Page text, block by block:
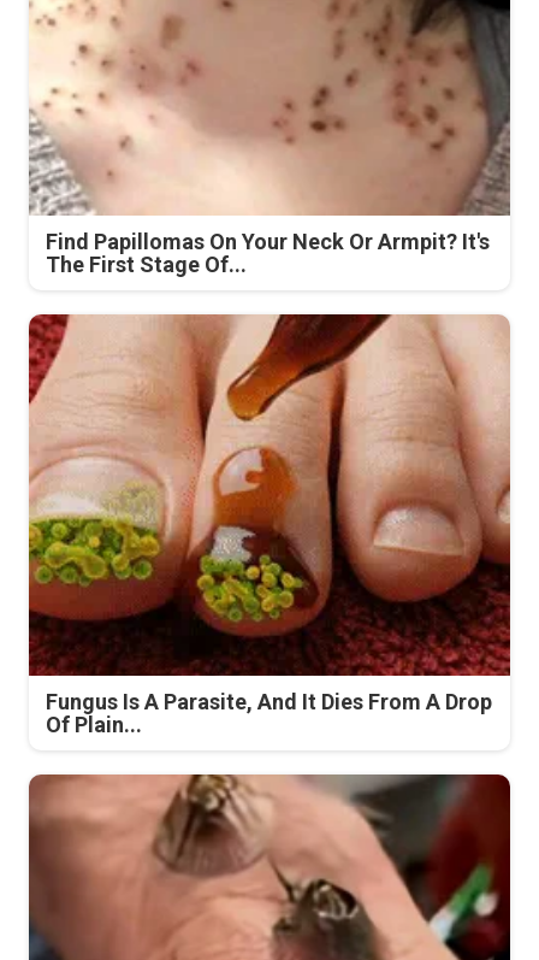
Find Papillomas On Your Neck Or Armpit? It's
The First Stage Of...
Fungus Is A Parasite, And It Dies From A Drop
Of Plain...